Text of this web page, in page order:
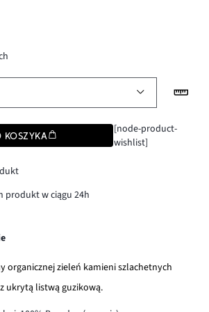
[node-product-
wishlist]
produkt w ciągu 24h
organicznej zieleń kamieni szlachetnych
ukrytą listwą guzikową.